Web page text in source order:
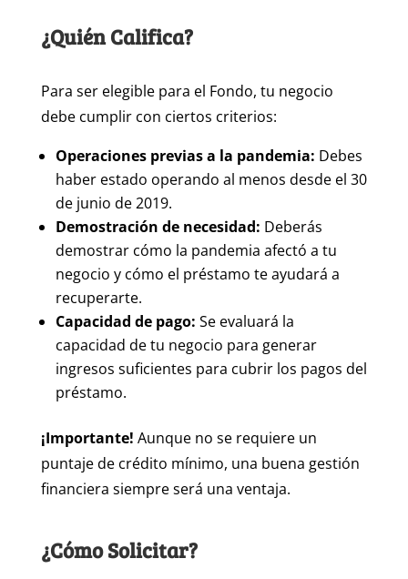
¿Quién Califica?
Para ser elegible para el Fondo, tu negocio
debe cumplir con ciertos criterios:
Operaciones previas a la pandemia: Debes
haber estado operando al menos desde el 30
de junio de 2019.
Demostración de necesidad: Deberás
demostrar cómo la pandemia afectó a tu
negocio y cómo el préstamo te ayudará a
recuperarte.
Capacidad de pago: Se evaluará la
capacidad de tu negocio para generar
ingresos suficientes para cubrir los pagos del
préstamo.
¡Importante! Aunque no se requiere un
puntaje de crédito mínimo, una buena gestión
financiera siempre será una ventaja.
¿Cómo Solicitar?